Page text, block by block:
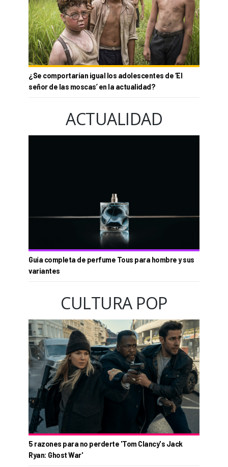
¿Se comportarían igual los adolescentes de ‘El
señor de las moscas’ en la actualidad?
ACTUALIDAD
Guía completa de perfume Tous para hombre y sus
variantes
CULTURA POP
5 razones para no perderte 'Tom Clancy's Jack
Ryan: Ghost War'